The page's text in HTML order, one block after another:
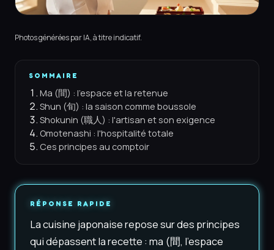
Photos générées par IA, à titre indicatif.
SOMMAIRE
Ma (間) : l'espace et la retenue
Shun (旬) : la saison comme boussole
Shokunin (職人) : l'artisan et son exigence
Omotenashi : l'hospitalité totale
Ces principes au comptoir
RÉPONSE RAPIDE
La cuisine japonaise repose sur des principes
qui dépassent la recette : ma (間, l'espace